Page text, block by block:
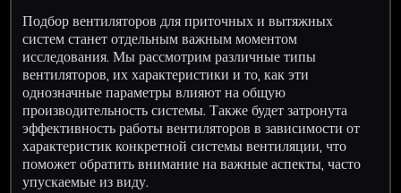
Подбор вентиляторов для приточных и вытяжных
систем станет отдельным важным моментом
исследования. Мы рассмотрим различные типы
вентиляторов, их характеристики и то, как эти
однозначные параметры влияют на общую
производительность системы. Также будет затронута
эффективность работы вентиляторов в зависимости от
характеристик конкретной системы вентиляции, что
поможет обратить внимание на важные аспекты, часто
упускаемые из виду.